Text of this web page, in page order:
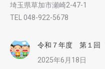
埼玉県草加市瀬崎2-47-1
TEL 048-922-5678
令和７年度 第１回
2025年6月18日